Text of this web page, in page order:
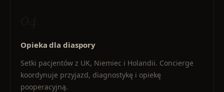
Opieka dla diaspory
Setki pacjentów z UK, Niemiec i Holandii. Concierge
koordynuje przyjazd, diagnostykę i opiekę
pooperacyjną.